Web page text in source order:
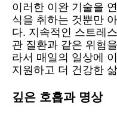
이러한 이완 기술을
식을 취하는 것뿐만
다. 지속적인 스트레
관 질환과 같은 위험
라서 매일의 일상에
지원하고 더 건강한
깊은 호흡과 명상